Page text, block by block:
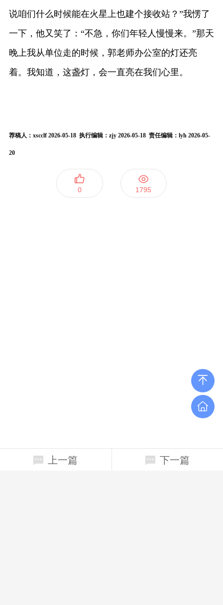
说咱们什么时候能在火星上也建个接收站？”我愣了
一下，他又笑了：“不急，你们年轻人慢慢来。”那天
晚上我从单位走的时候，郭老师办公室的灯还亮
着。我知道，这盏灯，会一直亮在我们心里。
荐稿人：xscclf 2026-05-18 执行编辑：zjy 2026-05-18 责任编辑：lyh 2026-05-
20
0 1795
上一篇 下一篇